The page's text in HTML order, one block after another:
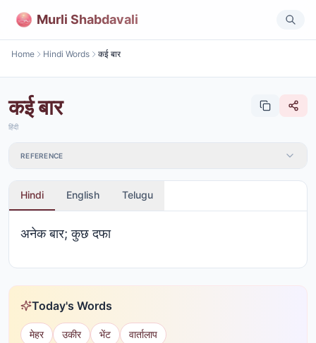
Murli Shabdavali
Home Hindi Words कई बार
कई बार
हिंदी
REFERENCE
Hindi English Telugu
अनेक बार; कुछ दफा
Today's Words
मेहर उकीर भेंट वार्तालाप